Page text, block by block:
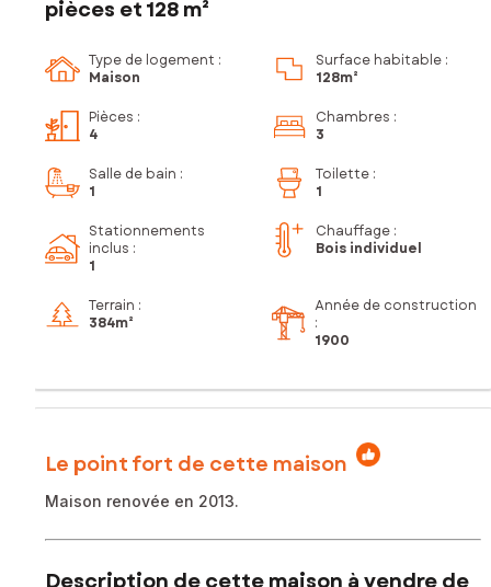
pièces et 128 m²
Type de logement :
Maison
Surface habitable :
128m²
Pièces :
4
Chambres :
3
Salle de bain :
1
Toilette :
1
Stationnements
inclus :
1
Chauffage :
Bois individuel
Terrain :
384m²
Année de construction
:
1900
Le point fort de cette maison
Maison renovée en 2013.